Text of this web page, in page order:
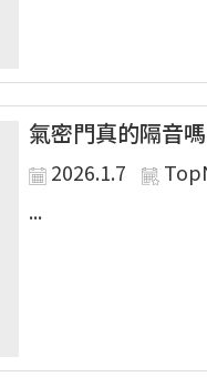
氣密門真的隔音
2026.1.7
...